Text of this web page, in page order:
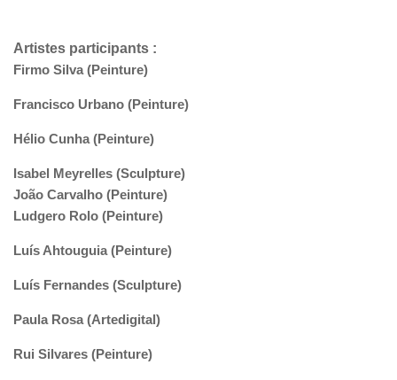
Artistes participants :
Firmo Silva (Peinture)
Francisco Urbano (Peinture)
Hélio Cunha (Peinture)
Isabel Meyrelles (Sculpture)
João Carvalho (Peinture)
Ludgero Rolo (Peinture)
Luís Ahtouguia (Peinture)
Luís Fernandes (Sculpture)
Paula Rosa (Artedigital)
Rui Silvares (Peinture)